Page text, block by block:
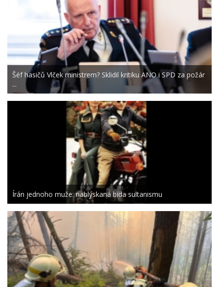
Šéf hasičů Vlček ministrem? Sklidil kritiku ANO i SPD za požár
...
Írán jednoho muže: nablýskaná bída sultanismu